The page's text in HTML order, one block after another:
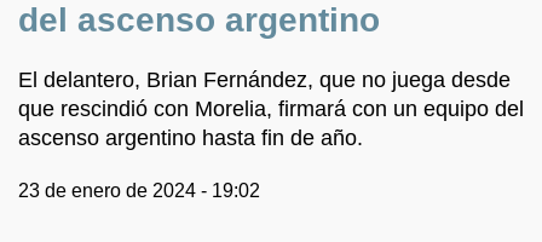
del ascenso argentino
El delantero, Brian Fernández, que no juega desde
que rescindió con Morelia, firmará con un equipo del
ascenso argentino hasta fin de año.
23 de enero de 2024 - 19:02